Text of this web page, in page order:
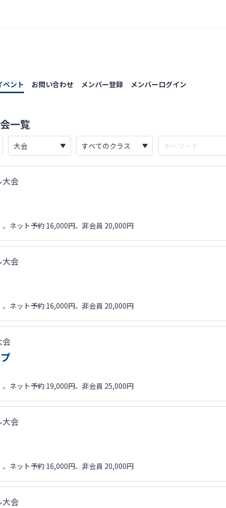
ベント お問い合わせ メンバー登録 メンバーログイン
一覧
大会
、ネット予約 16,000円、非会員 20,000円
大会
、ネット予約 16,000円、非会員 20,000円
会
、ネット予約 19,000円、非会員 25,000円
大会
、ネット予約 16,000円、非会員 20,000円
大会